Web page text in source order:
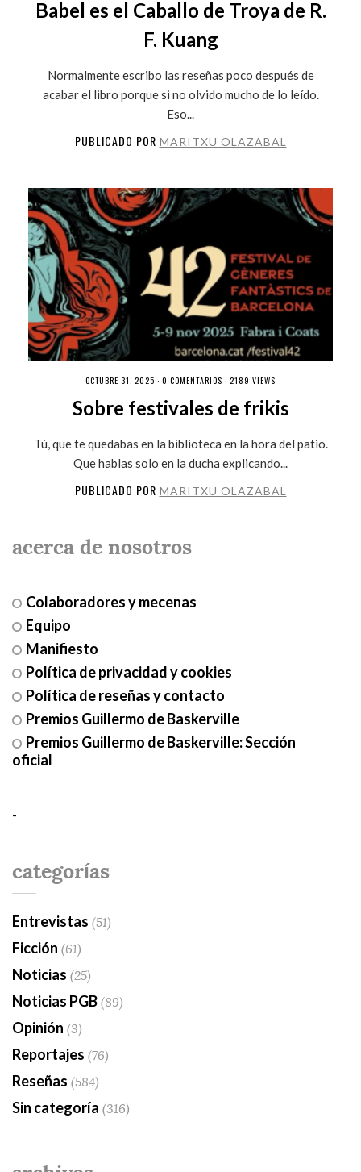
Babel es el Caballo de Troya de R.
F. Kuang
Normalmente escribo las reseñas poco después de
acabar el libro porque si no olvido mucho de lo leído.
Eso...
PUBLICADO POR MARITXU OLAZABAL
OCTUBRE 31, 2025 · 0 COMENTARIOS · 2189 VIEWS
Sobre festivales de frikis
Tú, que te quedabas en la biblioteca en la hora del patio.
Que hablas solo en la ducha explicando...
PUBLICADO POR MARITXU OLAZABAL
acerca de nosotros
Colaboradores y mecenas
Equipo
Manifiesto
Política de privacidad y cookies
Política de reseñas y contacto
Premios Guillermo de Baskerville
Premios Guillermo de Baskerville: Sección
oficial
-
categorías
Entrevistas (51)
Ficción (61)
Noticias (25)
Noticias PGB(89)
Opinión (3)
Reportajes (76)
Reseñas (584)
Sin categoría (316)